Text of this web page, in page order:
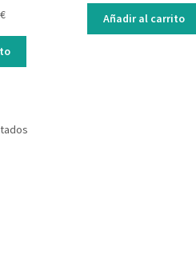
€El
actual
es:
Añadir al carrito